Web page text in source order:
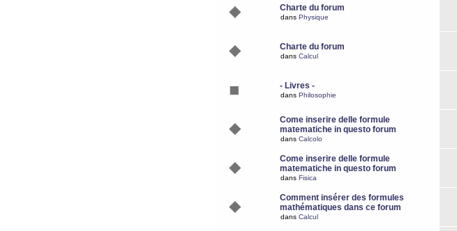
Charte du forum
dans Physique
Charte du forum
dans Calcul
- Livres -
dans Philosophie
Come inserire delle formule
matematiche in questo forum
dans Calcolo
Come inserire delle formule
matematiche in questo forum
dans Fisica
Comment insérer des formules
mathématiques dans ce forum
dans Calcul